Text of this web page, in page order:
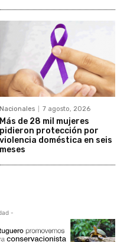
Nacionales 7 agosto, 2026
Más de 28 mil mujeres
pidieron protección por
violencia doméstica en seis
meses
-